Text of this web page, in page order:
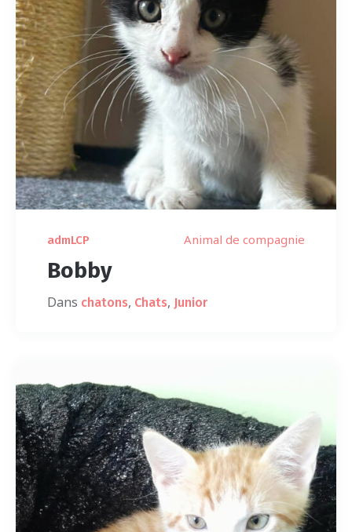
admLCP Animal de compagnie
Bobby
Dans chatons, Chats, Junior